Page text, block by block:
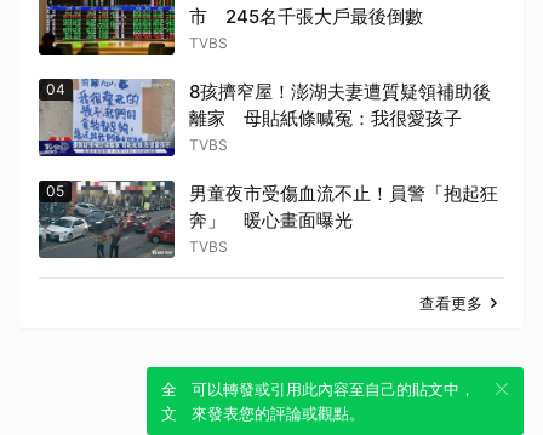
市 245名千張大戶最後倒數
TVBS
04
8孩擠窄屋！澎湖夫妻遭質疑領補助後
離家 母貼紙條喊冤：我很愛孩子
TVBS
05
男童夜市受傷血流不止！員警「抱起狂
奔」 暖心畫面曝光
TVBS
查看更多
全新體驗！一鍵引用此內容，透過發布貼
文來輕鬆表達個人立場。
可以轉發或引用此內容至自己的貼文中，
來發表您的評論或觀點。